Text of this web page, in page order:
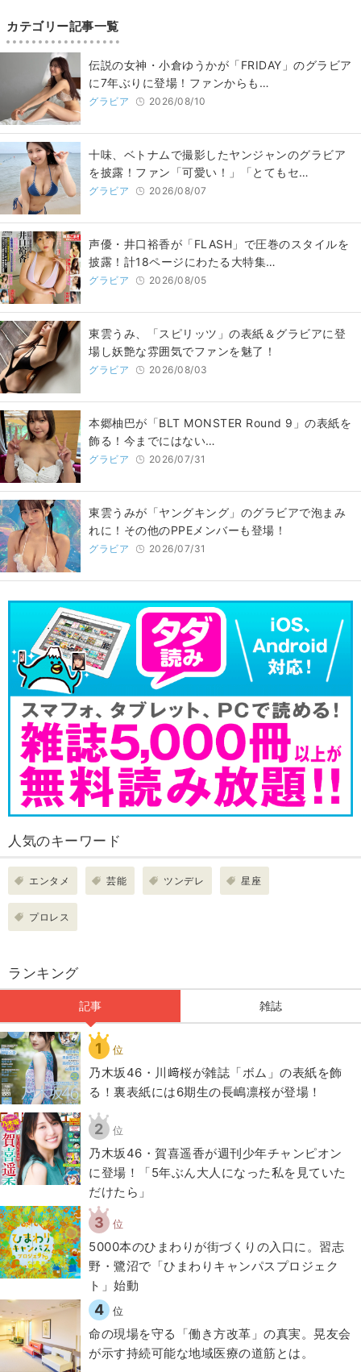
カテゴリー記事一覧
伝説の女神・小倉ゆうかが「FRIDAY」のグラビア
に7年ぶりに登場！ファンからも…
グラビア 2026/08/10
十味、ベトナムで撮影したヤンジャンのグラビア
を披露！ファン「可愛い！」「とてもセ…
グラビア 2026/08/07
声優・井口裕香が「FLASH」で圧巻のスタイルを
披露！計18ページにわたる大特集…
グラビア 2026/08/05
東雲うみ、「スピリッツ」の表紙＆グラビアに登
場し妖艶な雰囲気でファンを魅了！
グラビア 2026/08/03
本郷柚巴が「BLT MONSTER Round 9」の表紙を
飾る！今までにはない…
グラビア 2026/07/31
東雲うみが「ヤングキング」のグラビアで泡まみ
れに！その他のPPEメンバーも登場！
グラビア 2026/07/31
人気のキーワード
エンタメ 芸能 ツンデレ 星座
プロレス
ランキング
記事 雑誌
1 位
乃木坂46・川﨑桜が雑誌「ボム」の表紙を飾
る！裏表紙には6期生の長嶋凛桜が登場！
2 位
乃木坂46・賀喜遥香が週刊少年チャンピオン
に登場！「5年ぶん大人になった私を見ていた
だけたら」
3 位
5000本のひまわりが街づくりの入口に。習志
野・鷺沼で「ひまわりキャンパスプロジェク
ト」始動
4 位
​命の現場を守る「働き方改革」の真実。晃友会
が示す持続可能な地域医療の道筋とは。